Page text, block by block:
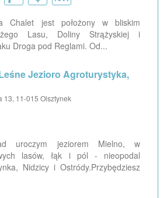
Chalet jest położony w bliskim
Lasu, Doliny Strążyskiej i
Droga pod Reglami. Od...
Jezioro Agroturystyka,
13, 11-015 Olsztynek
uroczym jeziorem Mielno, w
lasów, łąk i pól - nieopodal
Nidzicy i Ostródy.Przybędziesz